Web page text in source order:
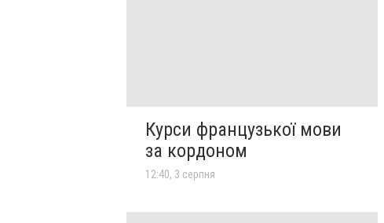
Курси французької мови
за кордоном
12:40, 3 серпня